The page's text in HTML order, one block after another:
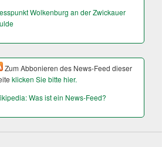
Wolkenburg an der Zwickauer
Zum Abbonieren des News-Feed dieser
klicken Sie bitte hier.
Was ist ein News-Feed?